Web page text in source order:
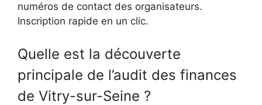
numéros de contact des organisateurs.
Inscription rapide en un clic.
Quelle est la découverte
principale de l’audit des finances
de Vitry-sur-Seine ?